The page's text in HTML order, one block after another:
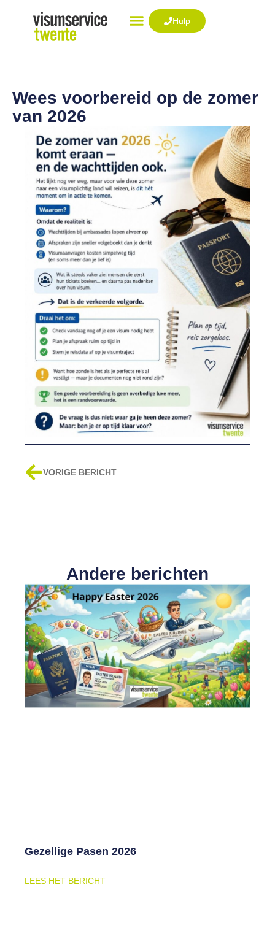
Hulp
Wees voorbereid op de zomer
van 2026
Vorige
VORIGE BERICHT
Andere berichten
Gezellige Pasen 2026
LEES HET BERICHT